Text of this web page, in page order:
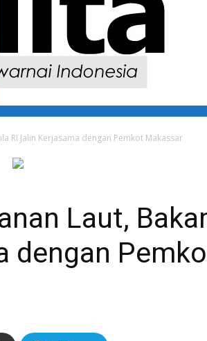
RI Jalin Kerjasama dengan Pemkot Makassar
Laut,
dengan